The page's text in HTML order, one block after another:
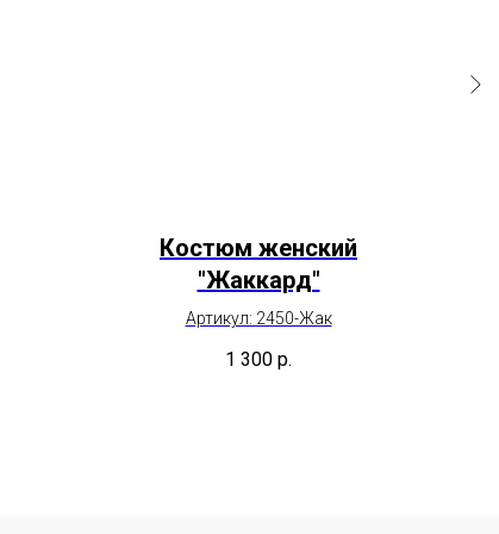
Костюм женский
"Жаккард"
Артикул: 2450-Жак
1 300 р.